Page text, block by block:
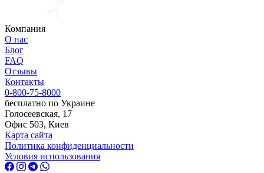
Компания
О нас
Блог
FAQ
Отзывы
Контакты
0-800-75-8000
бесплатно по Украине
Голосеевская, 17
Офис 503, Киев
Карта сайта
Политика конфиденциальности
Условия использования